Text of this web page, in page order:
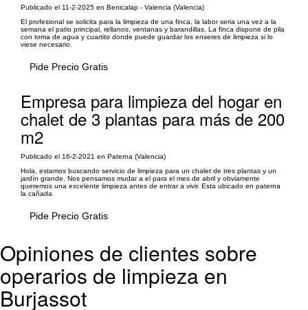
Publicado el 11-2-2025 en Benicalap - Valencia (Valencia)
El profesional se solicita para la limpieza de una finca, la labor seria una vez a la
semana el patio principal, rellanos, ventanas y barandillas. La finca dispone de pila
con toma de agua y cuartito donde puede guardar los enseres de limpieza si lo
viese necesario.
Pide Precio Gratis
Empresa para limpieza del hogar en
chalet de 3 plantas para más de 200
m2
Publicado el 16-2-2021 en Paterna (Valencia)
Hola, estamos buscando servicio de limpieza para un chalet de tres plantas y un
jardín grande. Nos pensamos mudar a el para el mes de abril y obviamente
queremos una excelente limpieza antes de entrar a vivir. Esta ubicado en paterna
la cañada
Pide Precio Gratis
Opiniones de clientes sobre
operarios de limpieza en
Burjassot